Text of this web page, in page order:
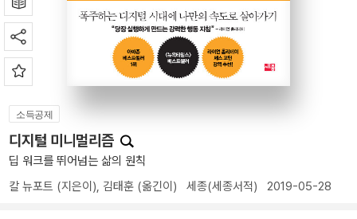
소득공제
디지털 미니멀리즘
딥 워크를 뛰어넘는 삶의 원칙
칼 뉴포트 (지은이), 김태훈 (옮긴이) 세종(세종서적) 2019-05-28